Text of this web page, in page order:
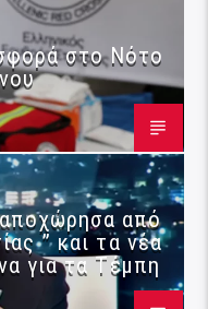
στο Νότο
από
” και τα νέα
για τα Τέμπη